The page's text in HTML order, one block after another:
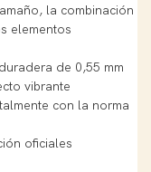
la combinación
elementos
de 0,55 mm
vibrante
con la norma
oficiales